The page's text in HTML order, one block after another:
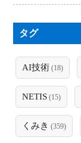
タグ
AI技術 (18)
NETIS (15)
くみき (359)